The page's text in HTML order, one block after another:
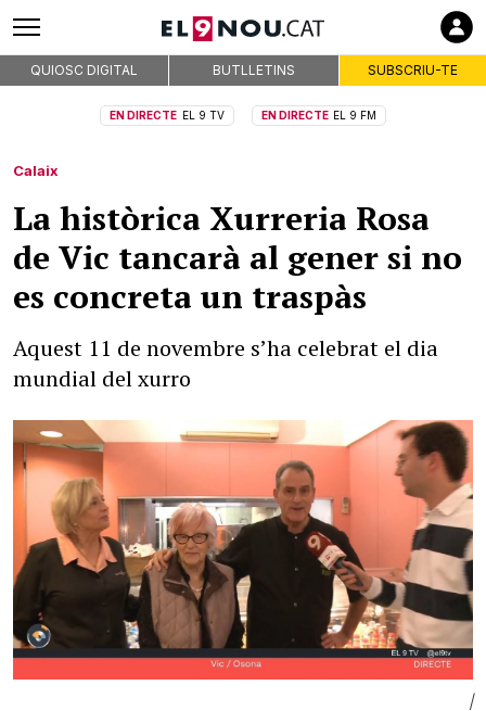
QUIOSC DIGITAL BUTLLETINS SUBSCRIU-TE
EN DIRECTE EL 9 TV EN DIRECTE EL 9 FM
Calaix
La històrica Xurreria Rosa
de Vic tancarà al gener si no
es concreta un traspàs
Aquest 11 de novembre s’ha celebrat el dia
mundial del xurro
|